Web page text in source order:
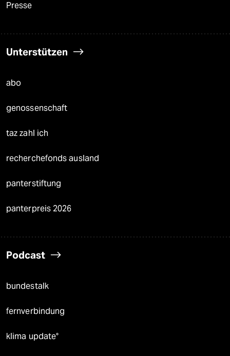
Presse
Unterstützen
abo
genossenschaft
taz zahl ich
recherchefonds ausland
panterstiftung
panterpreis 2026
Podcast
bundestalk
fernverbindung
klima update°